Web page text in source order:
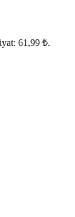
61,99 ₺.